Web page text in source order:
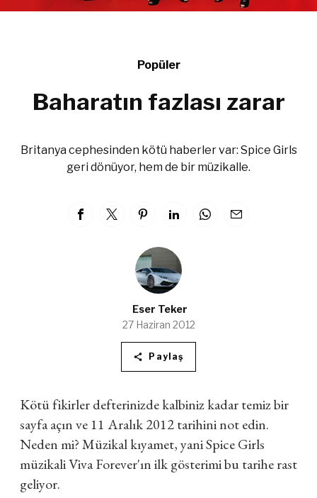
Popüler
Baharatın fazlası zarar
Britanya cephesinden kötü haberler var: Spice Girls
geri dönüyor, hem de bir müzikalle.
Eser Teker
27 Haziran 2012
Paylaş
Kötü fikirler defterinizde kalbiniz kadar temiz bir
sayfa açın ve 11 Aralık 2012 tarihini not edin.
Neden mi? Müzikal kıyamet, yani Spice Girls
müzikali Viva Forever'ın ilk gösterimi bu tarihe rast
geliyor.